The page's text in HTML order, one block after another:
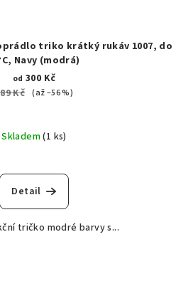
triko krátký rukáv 1007, do
Navy (modrá)
od 300 Kč
Kč (až –56 %)
Skladem(1 ks)
Detail
tričko modré barvy s...